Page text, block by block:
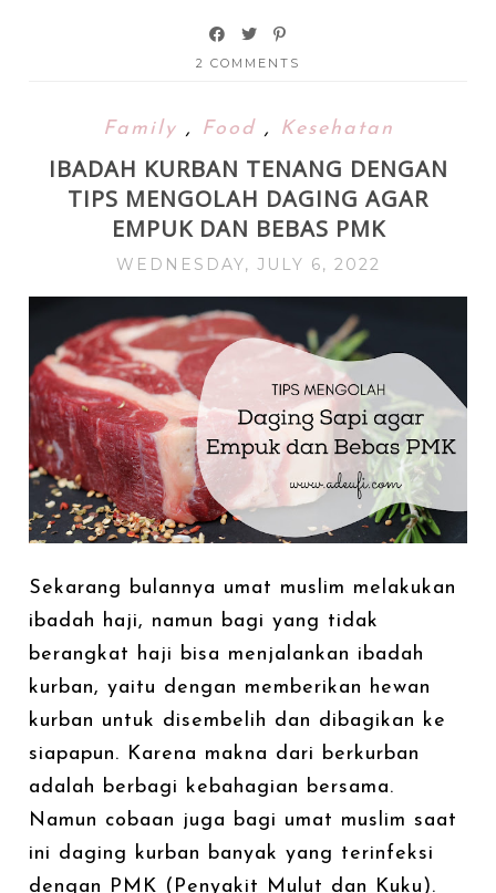
2 COMMENTS
Family , Food , Kesehatan
IBADAH KURBAN TENANG DENGAN
TIPS MENGOLAH DAGING AGAR
EMPUK DAN BEBAS PMK
WEDNESDAY, JULY 6, 2022
Sekarang bulannya umat muslim melakukan
ibadah haji, namun bagi yang tidak
berangkat haji bisa menjalankan ibadah
kurban, yaitu dengan memberikan hewan
kurban untuk disembelih dan dibagikan ke
siapapun. Karena makna dari berkurban
adalah berbagi kebahagian bersama.
Namun cobaan juga bagi umat muslim saat
ini daging kurban banyak yang terinfeksi
dengan PMK (Penyakit Mulut dan Kuku).